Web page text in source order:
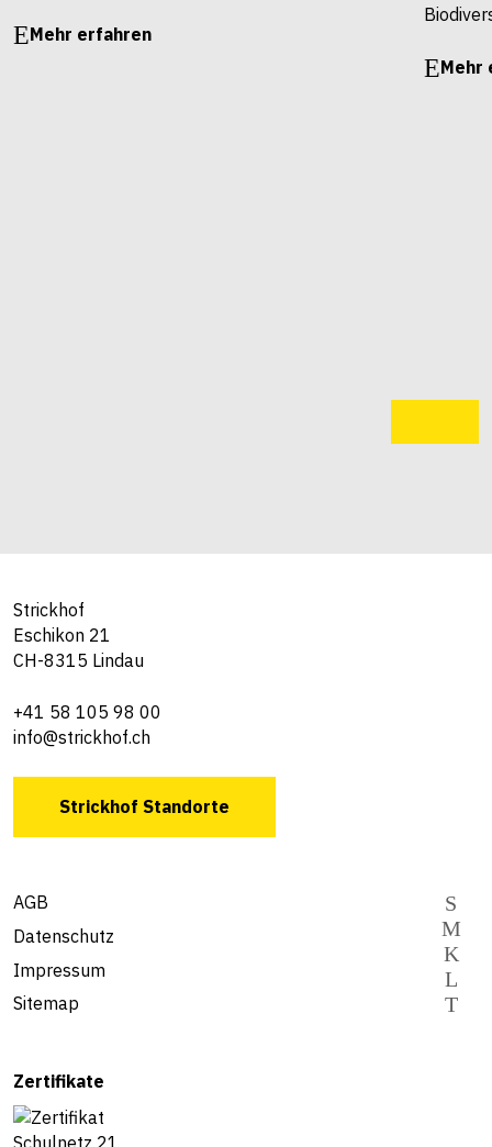
Mehr erfahren
Mehr
Strickhof
Eschikon 21
CH-8315 Lindau
+41 58 105 98 00
info@strickhof.ch
Strickhof Standorte
AGB
Datenschutz
Impressum
Sitemap
Zertifikate